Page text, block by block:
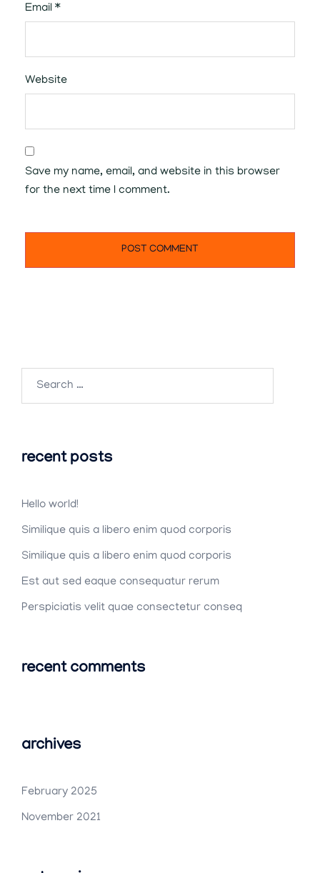
Email *
Website
Save my name, email, and website in this browser
for the next time I comment.
recent posts
Hello world!
Similique quis a libero enim quod corporis
Similique quis a libero enim quod corporis
Est aut sed eaque consequatur rerum
Perspiciatis velit quae consectetur conseq
recent comments
archives
February 2025
November 2021